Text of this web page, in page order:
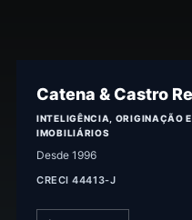
Catena & Castro
INTELIGÊNCIA, ORIGINAÇÃO
IMOBILIÁRIOS
Desde 1996
CRECI 44413-J